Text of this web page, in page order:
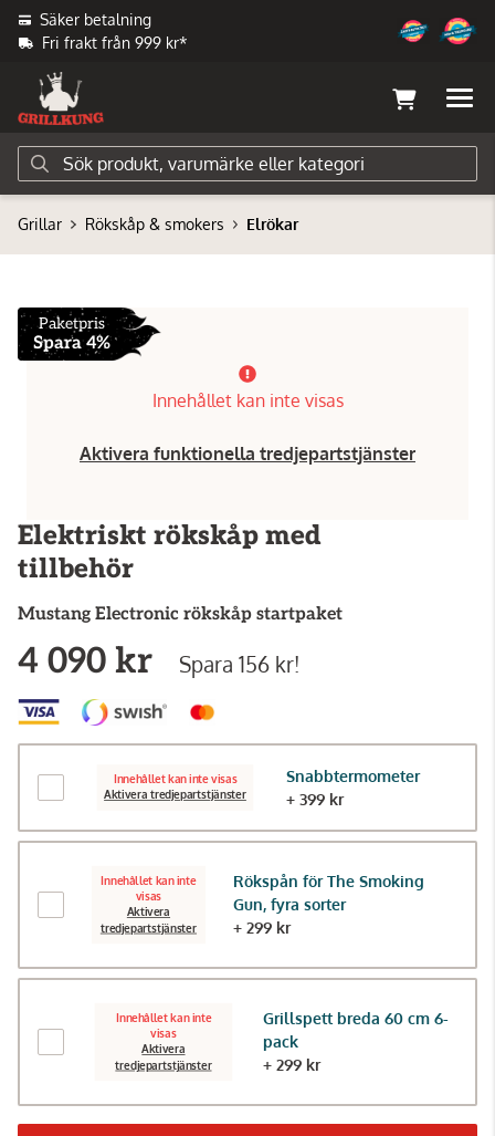
Säker betalning
Fri frakt från 999 kr*
Grillar Rökskåp & smokers Elrökar
Paketpris
Spara 4%
Innehållet kan inte visas
Aktivera funktionella tredjepartstjänster
Elektriskt rökskåp med
tillbehör
Mustang Electronic rökskåp startpaket
4 090 kr Spara 156 kr!
Innehållet kan inte visas
Aktivera tredjepartstjänster
Snabbtermometer
+ 399 kr
Innehållet kan inte
visas
Aktivera
tredjepartstjänster
Rökspån för The Smoking
Gun, fyra sorter
+ 299 kr
Innehållet kan inte
visas
Aktivera
tredjepartstjänster
Grillspett breda 60 cm 6-
pack
+ 299 kr